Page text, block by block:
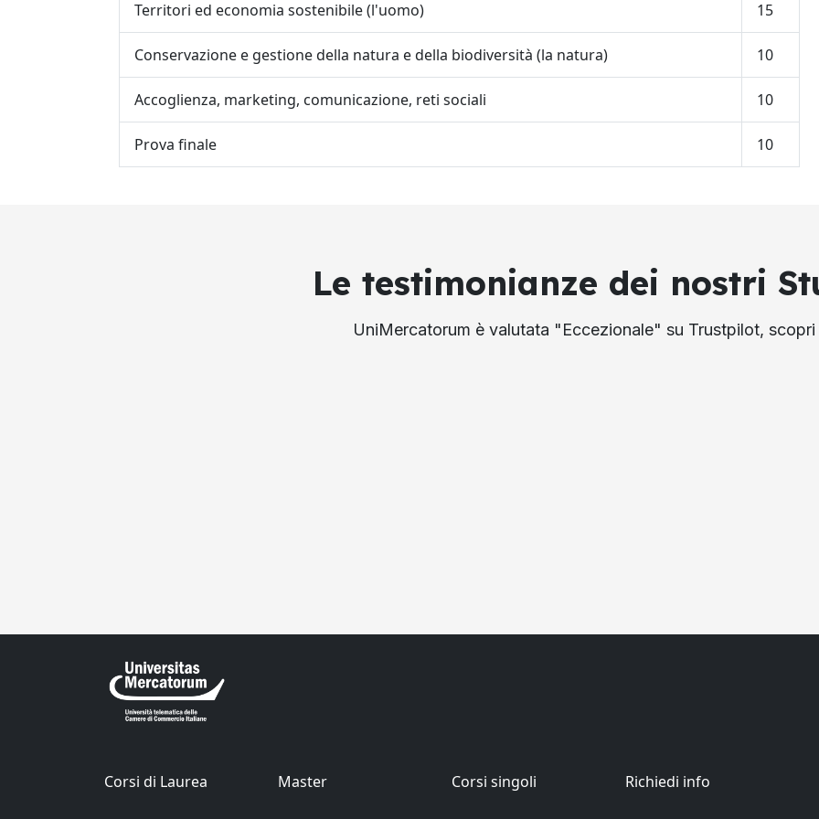
Territori ed economia sostenibile (l'uomo) 15
Conservazione e gestione della natura e della biodiversità (la natura) 10
Accoglienza, marketing, comunicazione, reti sociali 10
Prova finale 10
Le testimonianze dei nostri
UniMercatorum è valutata "Eccezionale" su Trustpilot, scopri
Corsi di Laurea Master Corsi singoli Richiedi info